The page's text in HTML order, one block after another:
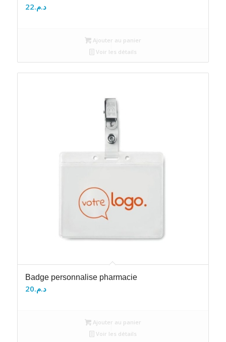
د.م.22
Ajouter au panier
Voir les détails
Badge personnalise pharmacie
د.م.20
Ajouter au panier
Voir les détails